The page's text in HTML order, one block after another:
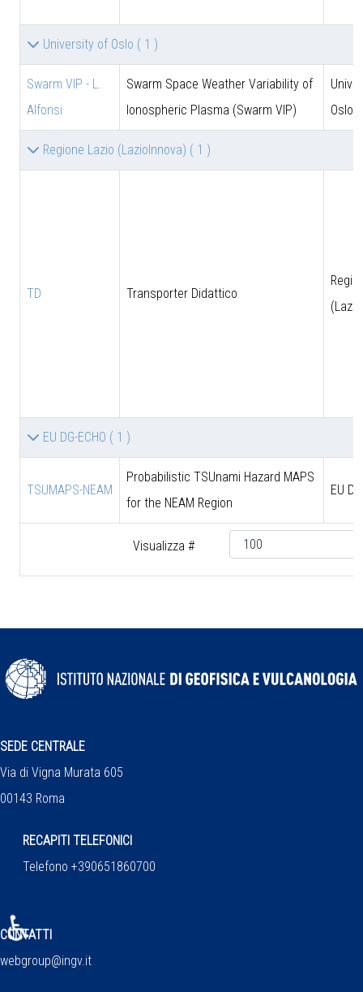
Visualizza #
University of Oslo ( 1 )
Swarm VIP - L.
Alfonsi
Swarm Space Weather Variability of
Ionospheric Plasma (Swarm VIP)
Oslo
Regione Lazio (LazioInnova) ( 1 )
TD Transporter Didattico
EU DG-ECHO ( 1 )
TSUMAPS-NEAM
Probabilistic TSUnami Hazard MAPS
for the NEAM Region
EU
SEDE CENTRALE
Via di Vigna Murata 605
00143 Roma
RECAPITI TELEFONICI
Telefono +390651860700
CONTATTI
webgroup@ingv.it